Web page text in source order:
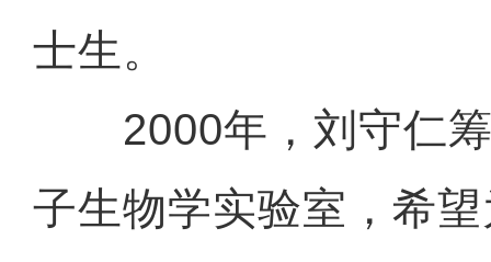
士生。
2000年，刘守仁筹
子生物学实验室，希